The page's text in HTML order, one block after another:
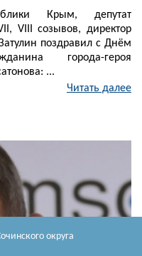
округа
Крым, депутат
VIII созывов, директор
поздравил с Днём
города-героя
...
Читать далее